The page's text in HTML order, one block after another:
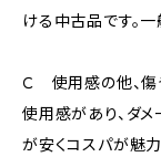
ける中古品です。
Ｃ 使用感の他、傷
使用感があり、ダ
が安くコスパが魅力